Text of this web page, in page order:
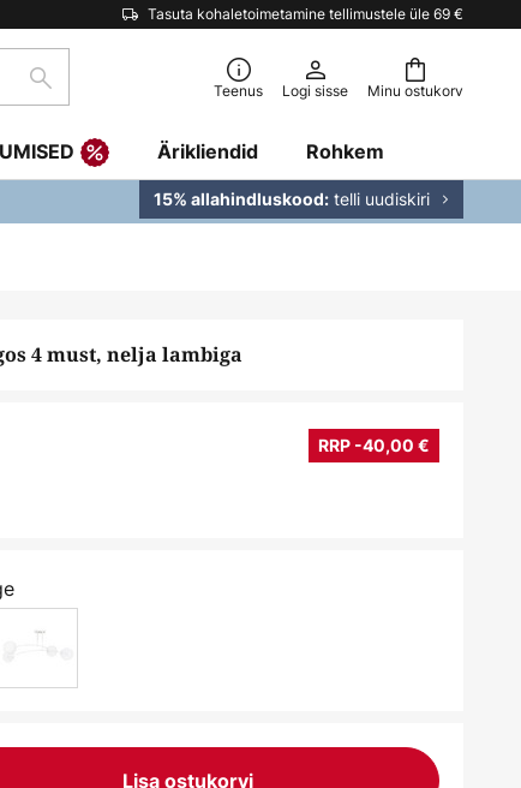
Tasuta kohaletoimetamine tellimustele üle 69 €
Minu ostukorv
Otsi Teenus Logi sisse
Ärikliendid Rohkem
15% allahindluskood: telli uudiskiri
4 must, nelja lambiga
RRP -40,00 €
Lisa ostukorvi